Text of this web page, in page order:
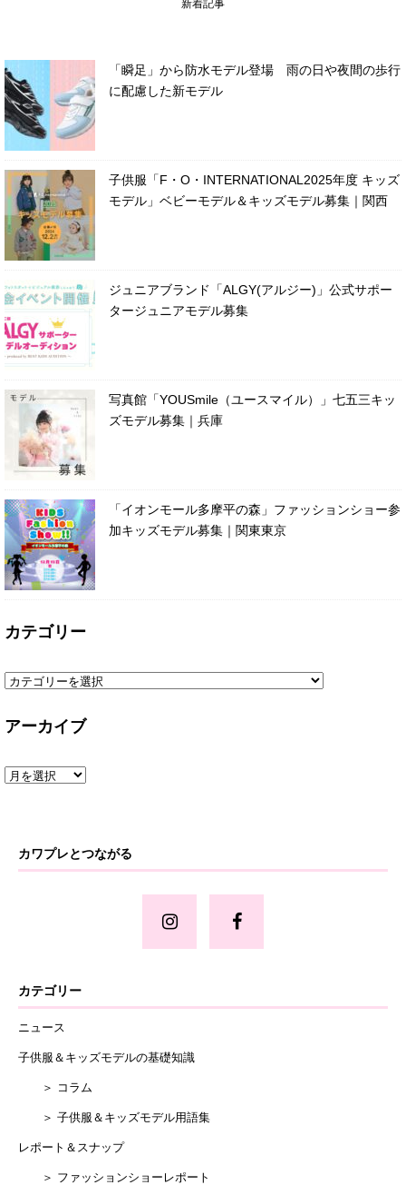
新着記事
「瞬足」から防水モデル登場 雨の日や夜間の歩行
に配慮した新モデル
子供服「F・O・INTERNATIONAL2025年度 キッズ
モデル」ベビーモデル＆キッズモデル募集｜関西
ジュニアブランド「ALGY(アルジー)」公式サポー
タージュニアモデル募集
写真館「YOUSmile（ユースマイル）」七五三キッ
ズモデル募集｜兵庫
「イオンモール多摩平の森」ファッションショー参
加キッズモデル募集｜関東東京
カテゴリー
アーカイブ
カワプレとつながる
カテゴリー
ニュース
子供服＆キッズモデルの基礎知識
＞ コラム
＞ 子供服＆キッズモデル用語集
レポート＆スナップ
＞ ファッションショーレポート